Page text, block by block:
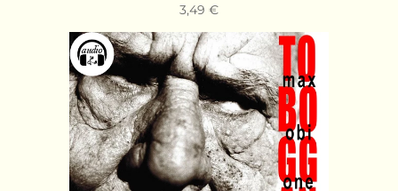
3,49 €